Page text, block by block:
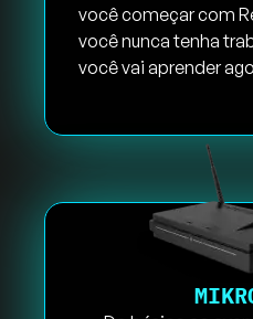
você começar com
você nunca tenha
você vai aprender